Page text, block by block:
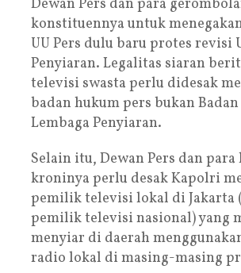
Dewan Pers dan para
konstituennya untuk
UU Pers dulu baru protes revisi
Penyiaran. Legalitas siaran
televisi swasta perlu didesak
badan hukum pers bukan
Lembaga Penyiaran.
Selain itu, Dewan Pers dan
kroninya perlu desak Kapolri
pemilik televisi lokal di Jakarta
pemilik televisi nasional) yang
menyiar di daerah
radio lokal di masing-masing